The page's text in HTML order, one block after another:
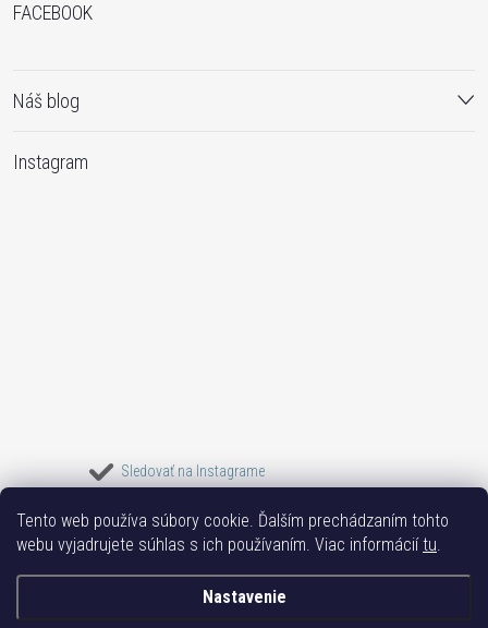
Tento web používa súbory cookie. Ďalším prechádzaním tohto
webu vyjadrujete súhlas s ich používaním. Viac informáciítu.
Nastavenie
FACEBOOK
Náš blog
Instagram
Sledovať na Instagrame
Bižuterie TOP Vše k mobilu Mobil příslušenství